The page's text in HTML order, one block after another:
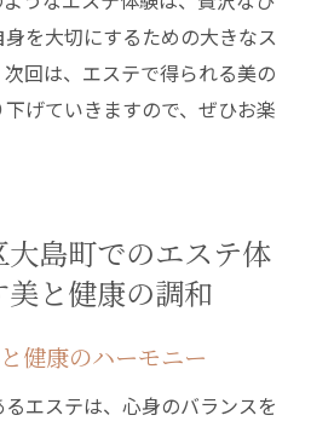
を大切にするための大きなス
回は、エステで得られる美の
げていきますので、ぜひお楽
島町でのエステ体
と健康の調和
健康のハーモニー
エステは、心身のバランスを